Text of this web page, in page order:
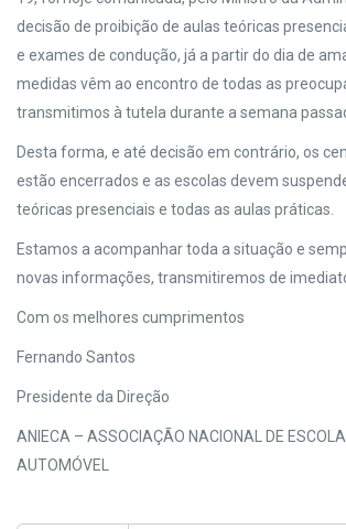
decisão de proibição de aulas teóricas
e exames de condução, já a partir do dia de
medidas vêm ao encontro de todas as
transmitimos à tutela durante a semana
Desta forma, e até decisão em contrário, os
estão encerrados e as escolas devem
teóricas presenciais e todas as aulas práticas.
Estamos a acompanhar toda a situação e
novas informações, transmitiremos de
Com os melhores cumprimentos
Fernando Santos
Presidente da Direção
ANIECA – ASSOCIAÇÃO NACIONAL DE
AUTOMÓVEL